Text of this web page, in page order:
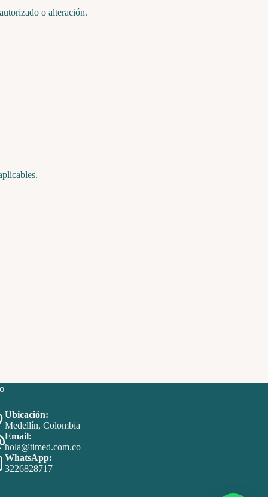
o alteración.
Ubicación:
Medellín, Colombia
Email:
hola@timed.com.co
WhatsApp:
3226828717